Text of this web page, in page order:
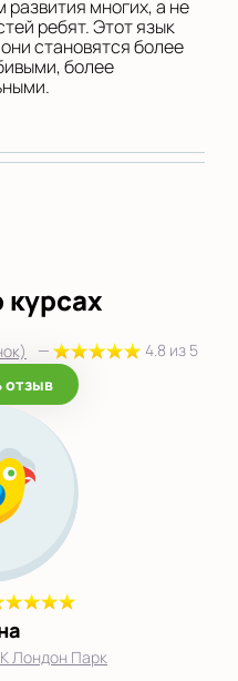
развития многих, а не
ребят. Этот язык
становятся более
более
—
4.8 из 5
отзыв
Лондон Парк